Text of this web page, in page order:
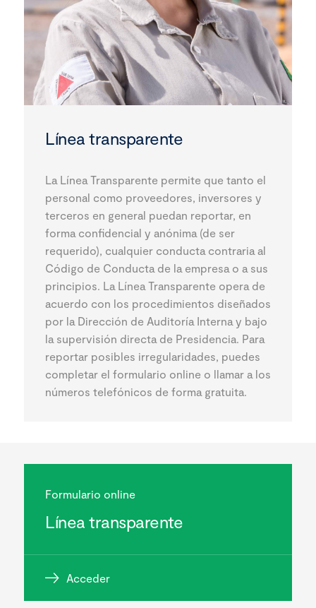
Línea transparente
La Línea Transparente permite que tanto el
personal como proveedores, inversores y
terceros en general puedan reportar, en
forma confidencial y anónima (de ser
requerido), cualquier conducta contraria al
Código de Conducta de la empresa o a sus
principios. La Línea Transparente opera de
acuerdo con los procedimientos diseñados
por la Dirección de Auditoría Interna y bajo
la supervisión directa de Presidencia. Para
reportar posibles irregularidades, puedes
completar el formulario online o llamar a los
números telefónicos de forma gratuita.
Formulario online
Línea transparente
Acceder